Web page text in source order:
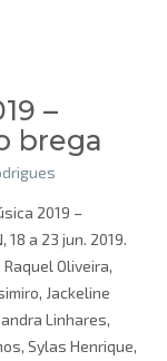
–
brega
2019 –
18 a 23 jun. 2019.
Oliveira,
Jackeline
Linhares,
Sylas Henrique,